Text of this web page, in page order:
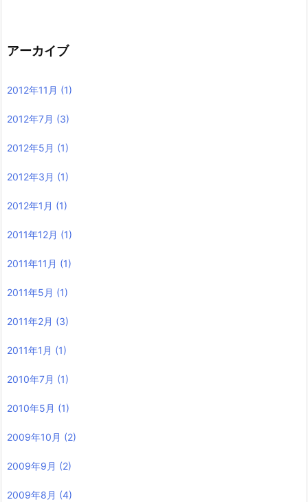
アーカイブ
2012年11月 (1)
2012年7月 (3)
2012年5月 (1)
2012年3月 (1)
2012年1月 (1)
2011年12月 (1)
2011年11月 (1)
2011年5月 (1)
2011年2月 (3)
2011年1月 (1)
2010年7月 (1)
2010年5月 (1)
2009年10月 (2)
2009年9月 (2)
2009年8月 (4)